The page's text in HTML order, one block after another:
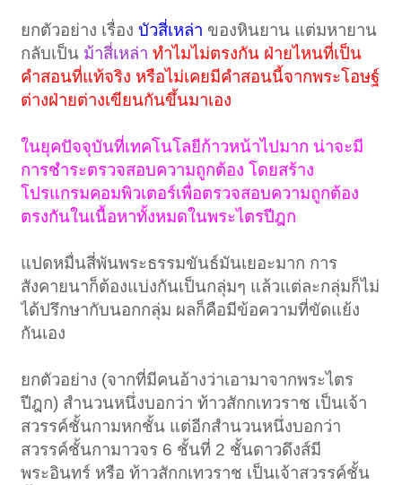
ยกตัวอย่าง เรื่องบัวสี่เหล่า ของหินยาน แต่มหายาน
กลับเป็น ม้าสี่เหล่า ทำไมไม่ตรงกัน ฝ่ายไหนที่เป็น
คำสอนที่แท้จริง หรือไม่เคยมีคำสอนนี้จากพระโอษฐ์
ต่างฝ่ายต่างเขียนกันขึ้นมาเอง
ในยุคปัจจุบันที่เทคโนโลยีก้าวหน้าไปมาก น่าจะมี
การชำระตรวจสอบความถูกต้อง โดยสร้าง
โปรแกรมคอมพิวเตอร์เพื่อตรวจสอบความถูกต้อง
ตรงกันในเนื้อหาทั้งหมดในพระไตรปีฎก
แปดหมื่นสี่พันพระธรรมขันธ์มันเยอะมาก การ
สังคายนาก็ต้องแบ่งกันเป็นกลุ่มๆ แล้วแต่ละกลุ่มก็ไม่
ได้ปรึกษากับนอกกลุ่ม ผลก็คือมีข้อความที่ขัดแย้ง
กันเอง
ยกตัวอย่าง (จากที่มีคนอ้างว่าเอามาจากพระไตร
ปีฎก) สำนวนหนึ่งบอกว่า ท้าวสักกเทวราช เป็นเจ้า
สวรรค์ชั้นกามหกชั้น แต่อีกสำนวนหนึ่งบอกว่า
สวรรค์ชั้นกามาวจร 6 ชั้นที่ 2 ชั้นดาวดึงส์มี
พระอินทร์ หรือ ท้าวสักกเทวราช เป็นเจ้าสวรรค์ชั้น